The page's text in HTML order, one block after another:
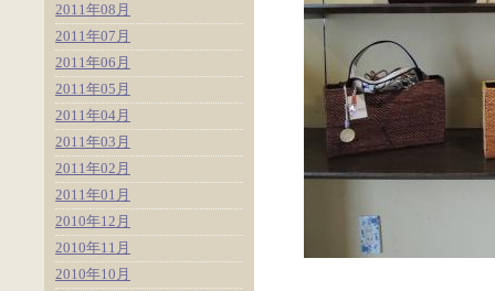
2011年08月
2011年07月
2011年06月
2011年05月
2011年04月
2011年03月
2011年02月
2011年01月
2010年12月
2010年11月
2010年10月